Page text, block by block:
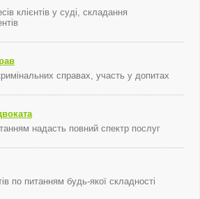
клієнтів у суді, складання
справах, участь у допитах
надасть повний спектр послуг
по питанням будь-якої складності